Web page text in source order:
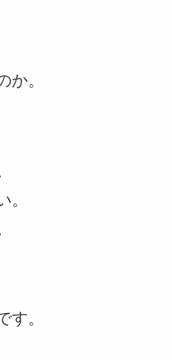
か。
。
す。